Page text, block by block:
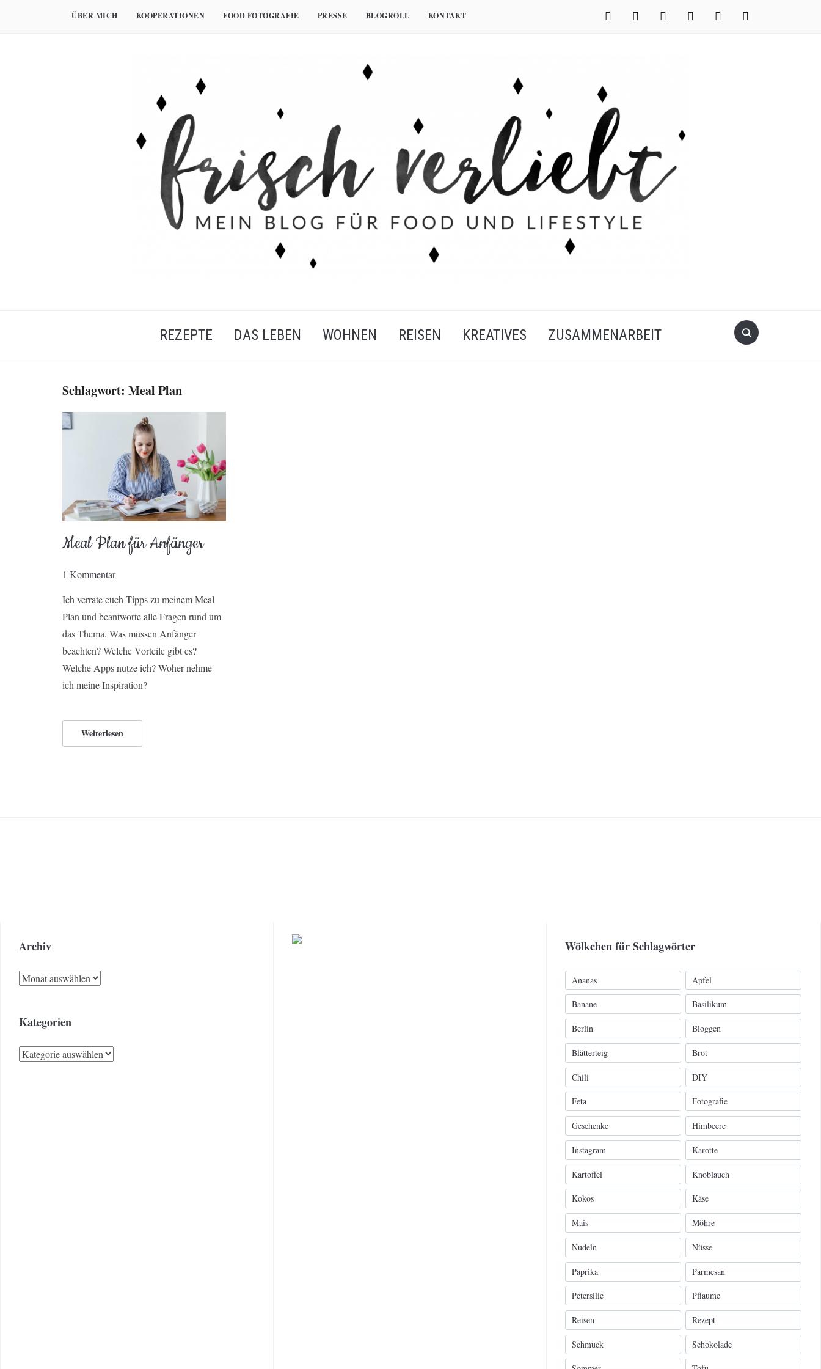
facebook instagram pinterest twitter xing youtube
ÜBER MICH KOOPERATIONEN FOOD FOTOGRAFIE PRESSE BLOGROLL KONTAKT
Search
for:
REZEPTE DAS LEBEN WOHNEN REISEN KREATIVES ZUSAMMENARBEIT
Schlagwort: Meal Plan
Meal Plan für Anfänger
1 Kommentar
Ich verrate euch Tipps zu meinem Meal
Plan und beantworte alle Fragen rund um
das Thema. Was müssen Anfänger
beachten? Welche Vorteile gibt es?
Welche Apps nutze ich? Woher nehme
ich meine Inspiration?
Weiterlesen
Archiv
Archiv
Kategorien
Kategorien
Wölkchen für Schlagwörter
Ananas Apfel
Banane Basilikum
Berlin Bloggen
Blätterteig Brot
Chili DIY
Feta Fotografie
Geschenke Himbeere
Instagram Karotte
Kartoffel Knoblauch
Kokos Käse
Mais Möhre
Nudeln Nüsse
Paprika Parmesan
Petersilie Pflaume
Reisen Rezept
Schmuck Schokolade